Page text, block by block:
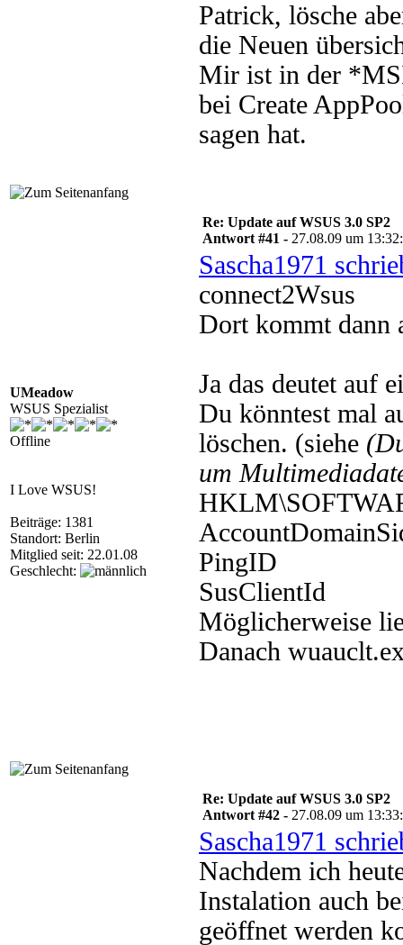
Patrick, lösche
die Neuen
Mir ist in der
bei Create
sagen hat.
UMeadow
WSUS Spezialist
Offline
I Love WSUS!
Beiträge: 1381
Standort: Berlin
Mitglied seit: 22.01.08
Geschlecht:
Re: Update auf WSUS 3.0 SP2
Antwort #41 - 27.08.09 um
Sascha1971
connect2Wsus
Dort kommt dann
Ja das deutet auf
Du könntest mal
löschen. (siehe
um
PingID
SusClientId
Möglicherweise
Danach
Re: Update auf WSUS 3.0 SP2
Antwort #42 - 27.08.09 um
Sascha1971
Nachdem ich
Instalation auch
geöffnet werden